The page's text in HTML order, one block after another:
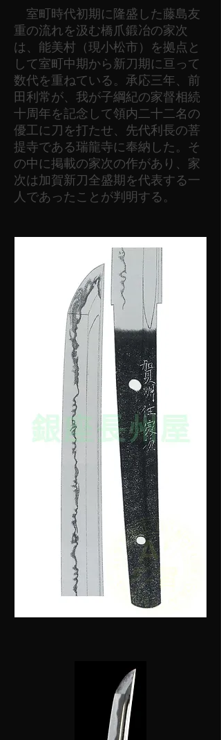
室町時代初期に隆盛した藤島友
重の流れを汲む橋爪鍛冶の家次
は、能美村（現小松市）を拠点と
して室町中期から新刀期に亘って
数代を重ねている。承応三年、前
田利常が、我が子綱紀の家督相続
十周年を記念して領内二十二名の
優工に刀を打たせ、先代利長の菩
提寺である瑞龍寺に奉納した。そ
の中に掲載の家次の作があり、家
次は加賀新刀全盛期を代表する一
人であったことが判明する。